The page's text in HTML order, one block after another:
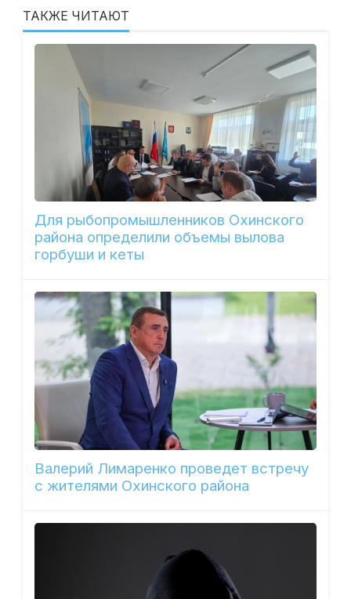
ТАКЖЕ ЧИТАЮТ
Для рыбопромышленников Охинского
района определили объемы вылова
горбуши и кеты
Валерий Лимаренко проведет встречу
с жителями Охинского района